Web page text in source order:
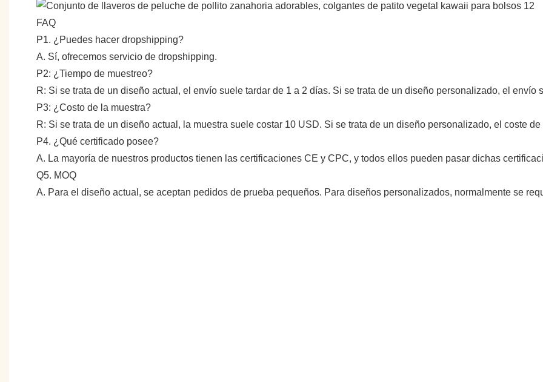
FAQ
P1. ¿Puedes hacer dropshipping?
A. Sí, ofrecemos servicio de dropshipping.
P2: ¿Tiempo de muestreo?
R: Si se trata de un diseño actual, el envío suele tardar de 1 a 2 días. Si se trata de un diseño personalizado, el envío
P3: ¿Costo de la muestra?
R: Si se trata de un diseño actual, la muestra suele costar 10 USD. Si se trata de un diseño personalizado, el coste
P4. ¿Qué certificado posee?
A. La mayoría de nuestros productos tienen las certificaciones CE y CPC, y todos ellos pueden pasar dichas
Q5. MOQ
A. Para el diseño actual, se aceptan pedidos de prueba pequeños. Para diseños personalizados, normalmente se